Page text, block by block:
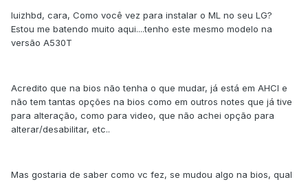
luizhbd, cara, Como você vez para instalar o ML no seu LG?
Estou me batendo muito aqui....tenho este mesmo modelo na
versão A530T
Acredito que na bios não tenha o que mudar, já está em AHCI e
não tem tantas opções na bios como em outros notes que já tive
para alteração, como para video, que não achei opção para
alterar/desabilitar, etc..
Mas gostaria de saber como vc fez, se mudou algo na bios, qual